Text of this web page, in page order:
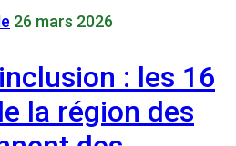
26 mars 2026
: les 16
la région des